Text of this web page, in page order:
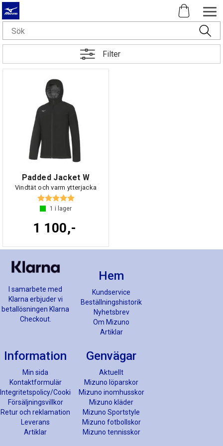
Filter
Padded Jacket W
Vindtät och varm ytterjacka
Betyg: 5.0 utav 5 stjärnor
1 i lager
1 100,-
I samarbete med
Klarna erbjuder vi
betallösningen Klarna
Checkout.
Hem
Kundservice
Beställningshistorik
Nyhetsbrev
Om Mizuno
Artiklar
Information
Min sida
Kontaktformulär
Integritetspolicy/Cookies
Försäljningsvillkor
Retur och reklamation
Leverans
Artiklar
Genvägar
Aktuellt
Mizuno löparskor
Mizuno inomhusskor
Mizuno kläder
Mizuno Sportstyle
Mizuno fotbollskor
Mizuno tennisskor